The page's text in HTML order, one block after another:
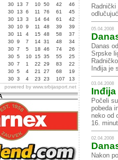
30 13 7 10 50 42
46
30 13 6 11 76 61
45
30 13 3 14 64 61
42
30 10 9 11 48 39
39
30 11 4 15 48 58
37
30 9 7 14 31 48
34
30 7 5 18 46 74
26
30 5 10 15 35 55
25
30 7 1 22 29 83
22
30 5 4 21 27 68
19
30 3 4 23 23 107
13
powered by www.srbijasport.net
05.04.2008
Danas
Srpske
Inđija je
03.04.2008
Inđija
Počeli
pobeda
neko od
16.
02.04.2008
Nakon